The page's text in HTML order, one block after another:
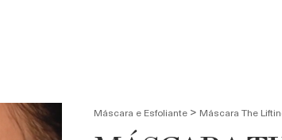
Máscara e Esfoliante > Máscara The